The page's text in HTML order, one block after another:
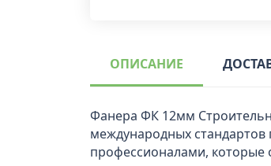
ОПИСАНИЕ
Фанера ФК 12мм
международных стандартов
профессионалами, которые